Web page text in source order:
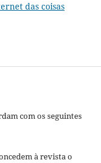
das coisas
com os seguintes
à revista o